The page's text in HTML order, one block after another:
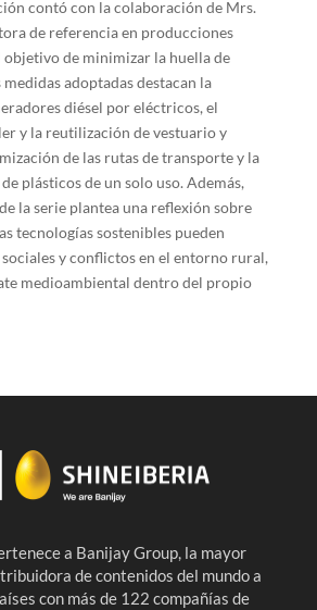
contó con la colaboración de Mrs.
de referencia en producciones
objetivo de minimizar la huella de
adoptadas destacan la
diésel por eléctricos, el
y la reutilización de vestuario y
de las rutas de transporte y la
plásticos de un solo uso. Además,
la serie plantea una reflexión sobre
tecnologías sostenibles pueden
y conflictos en el entorno rural,
medioambiental dentro del propio
a Banijay Group, la mayor
de contenidos del mundo a
con más de 122 compañías de